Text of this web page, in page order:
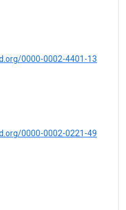
0000-0002-4401-13
0000-0002-0221-49